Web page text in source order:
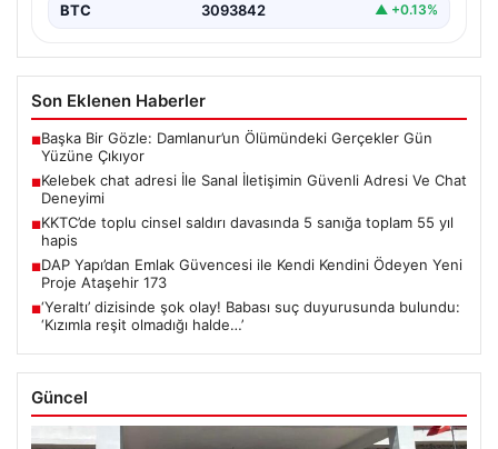
BTC 3093842 ▲ +0.13%
Son Eklenen Haberler
■Başka Bir Gözle: Damlanur’un Ölümündeki Gerçekler Gün
Yüzüne Çıkıyor
■Kelebek chat adresi İle Sanal İletişimin Güvenli Adresi Ve Chat
Deneyimi
■KKTC’de toplu cinsel saldırı davasında 5 sanığa toplam 55 yıl
hapis
■DAP Yapı’dan Emlak Güvencesi ile Kendi Kendini Ödeyen Yeni
Proje Ataşehir 173
■‘Yeraltı’ dizisinde şok olay! Babası suç duyurusunda bulundu:
‘Kızımla reşit olmadığı halde…’
Güncel